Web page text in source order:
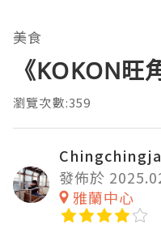
美食
《KOKON旺
瀏覽次數:359
發佈於
雅蘭中心